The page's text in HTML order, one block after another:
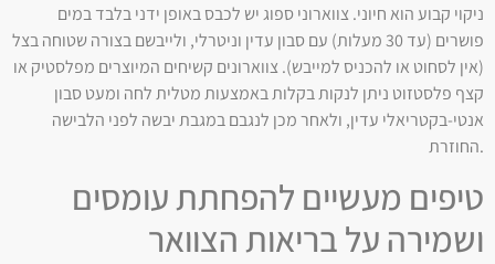
ניקוי קבוע הוא חיוני. צווארוני ספוג יש לכבס באופן ידני בלבד במים
פושרים (עד 30 מעלות) עם סבון עדין וניטרלי, ולייבשם בצורה שטוחה בצל
(אין לסחוט או להכניס למייבש). צווארונים קשיחים המיוצרים מפלסטיק או
קצף פלסטזוט ניתן לנקות בקלות באמצעות מטלית לחה ומעט סבון
אנטי-בקטריאלי עדין, ולאחר מכן לנגבם במגבת יבשה לפני הלבישה
החוזרת.
טיפים מעשיים להפחתת עומסים
ושמירה על בריאות הצוואר